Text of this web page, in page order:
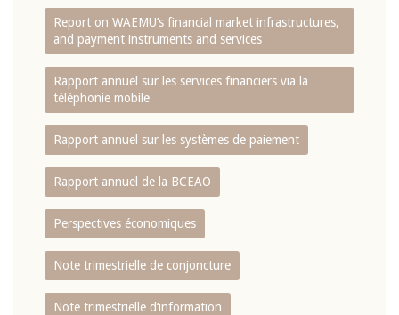
Report on WAEMU’s financial market infrastructures,
and payment instruments and services
Rapport annuel sur les services financiers via la
téléphonie mobile
Rapport annuel sur les systèmes de paiement
Rapport annuel de la BCEAO
Perspectives économiques
Note trimestrielle de conjoncture
Note trimestrielle d‘information